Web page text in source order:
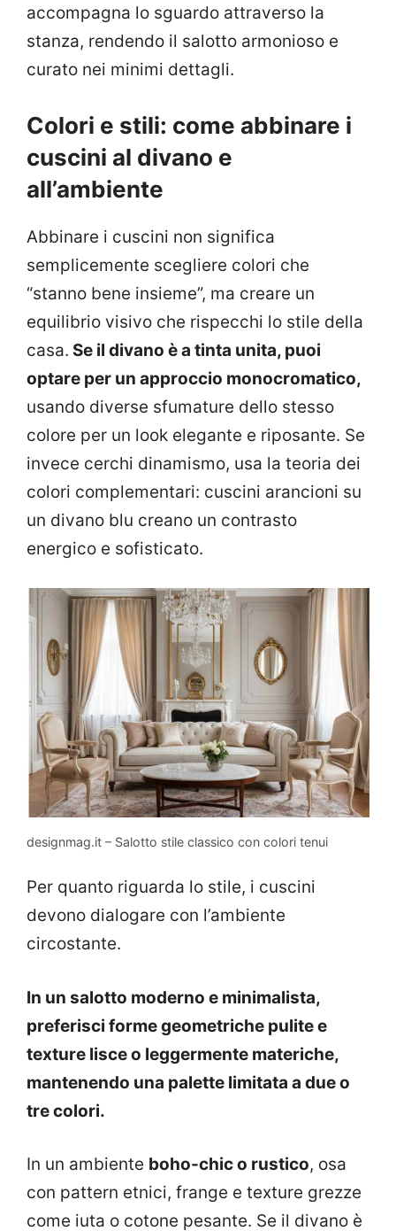
accompagna lo sguardo attraverso la
stanza, rendendo il salotto armonioso e
curato nei minimi dettagli.
Colori e stili: come abbinare i
cuscini al divano e
all’ambiente
Abbinare i cuscini non significa
semplicemente scegliere colori che
“stanno bene insieme”, ma creare un
equilibrio visivo che rispecchi lo stile della
casa. Se il divano è a tinta unita, puoi
optare per un approccio monocromatico,
usando diverse sfumature dello stesso
colore per un look elegante e riposante. Se
invece cerchi dinamismo, usa la teoria dei
colori complementari: cuscini arancioni su
un divano blu creano un contrasto
energico e sofisticato.
designmag.it – Salotto stile classico con colori tenui
Per quanto riguarda lo stile, i cuscini
devono dialogare con l’ambiente
circostante.
In un salotto moderno e minimalista,
preferisci forme geometriche pulite e
texture lisce o leggermente materiche,
mantenendo una palette limitata a due o
tre colori.
In un ambiente boho-chic o rustico, osa
con pattern etnici, frange e texture grezze
come iuta o cotone pesante. Se il divano è